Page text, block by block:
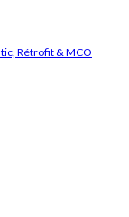
Rétrofit & MCO